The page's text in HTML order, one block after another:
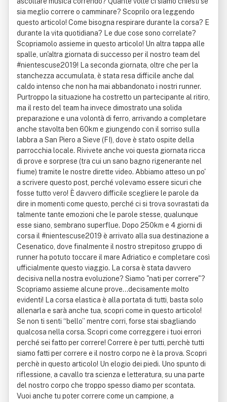
sia meglio correre o camminare? Scoprilo ora leggendo
questo articolo! Come bisogna respirare durante la corsa? E
durante la vita quotidiana? Le due cose sono correlate?
Scopriamolo assieme in questo articolo! Un altra tappa alle
spalle, un'altra giornata di successo per il nostro team del
#nientescuse2019! La seconda giornata, oltre che per la
stanchezza accumulata, è stata resa difficile anche dal
caldo intenso che non ha mai abbandonato i nostri runner.
Purtroppo la situazione ha costretto un partecipante al ritiro,
ma il resto del team ha invece dimostrato una solida
preparazione e una volontà di ferro, arrivando a completare
anche stavolta ben 60km e giungendo con il sorriso sulla
labbra a San Piero a Sieve (FI), dove è stato ospite della
parrocchia locale. Rivivete anche voi questa giornata ricca
di prove e sorprese (tra cui un sano bagno rigenerante nel
fiume) tramite le nostre dirette video. Abbiamo atteso un po'
a scrivere questo post, perché volevamo essere sicuri che
fosse tutto vero! È davvero difficile scegliere le parole da
dire in momenti come questo, perché ci si trova sovrastati da
talmente tante emozioni che le parole stesse, qualunque
esse siano, sembrano superflue. Dopo 250km e 4 giorni di
corsa il #nientescuse2019 è arrivato alla sua destinazione a
Cesenatico, dove finalmente il nostro strepitoso gruppo di
runner ha potuto toccare il mare Adriatico e completare così
ufficialmente questo viaggio. La corsa è stata davvero
decisiva nella nostra evoluzione? Siamo "nati per correre"?
Scopriamo assieme alcune prove…decisamente molto
evidenti! La corsa elastica è alla portata di tutti, basta solo
allenarla e sarà anche tua, scopri come in questo articolo!
Se non ti senti “bello” mentre corri, forse stai sbagliando
qualcosa nella corsa. Scopri come correggere i tuoi errori
perché sei fatto per correre! Correre è per tutti, perchè tutti
siamo fatti per correre e il nostro corpo ne è la prova. Scopri
perchè in questo articolo! Un elogio dei piedi. Uno spunto di
riflessione, a cavallo tra scienza e letteratura, su una parte
del nostro corpo che troppo spesso diamo per scontata.
Vuoi anche tu poter correre come un campione, a